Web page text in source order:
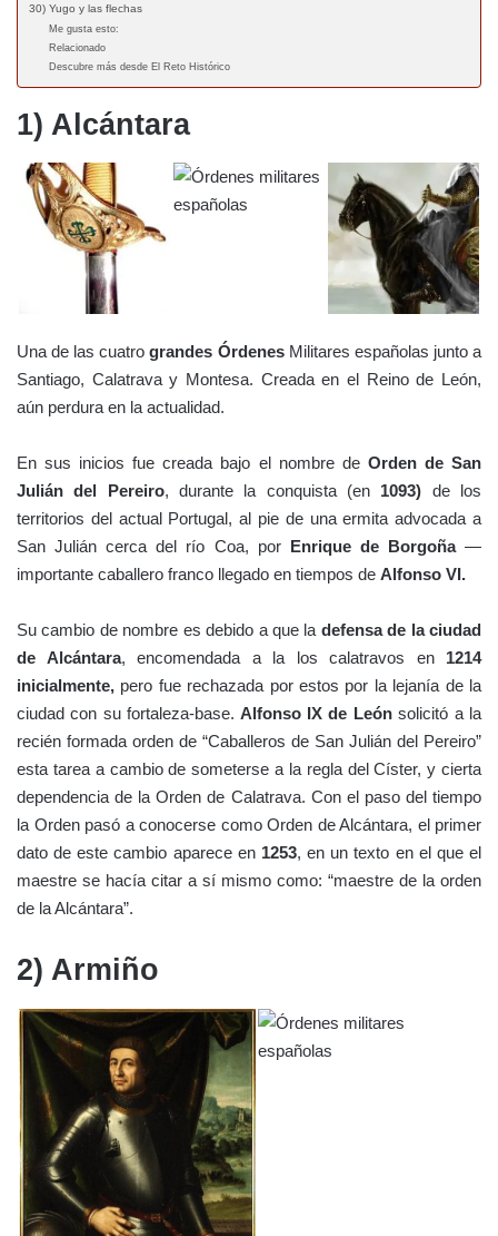
30) Yugo y las flechas
Me gusta esto:
Relacionado
Descubre más desde El Reto Histórico
1) Alcántara
Una de las cuatrograndes ÓrdenesMilitares españolas junto a
Santiago, Calatrava y Montesa. Creada en el Reino de León,
aún perdura en la actualidad.
En sus inicios fue creada bajo el nombre de Orden de San
Julián del Pereiro, durante la conquista (en 1093) de los
territorios del actual Portugal, al pie de una ermita advocada a
San Julián cerca del río Coa, porEnrique de Borgoña—
importante caballero franco llegado en tiempos de Alfonso VI.
Su cambio de nombre es debido a que la defensa de la ciudad
de Alcántara, encomendada a la los calatravos en 1214
inicialmente, pero fue rechazada por estos por la lejanía de la
ciudad con su fortaleza-base. Alfonso IX de Leónsolicitó a la
recién formada orden de “Caballeros de San Julián del Pereiro”
esta tarea a cambio de someterse a la regla del Císter, y cierta
dependencia de la Orden de Calatrava. Con el paso del tiempo
la Orden pasó a conocerse como Orden de Alcántara, el primer
dato de este cambio aparece en 1253, en un texto en el que el
maestre se hacía citar a sí mismo como: “maestre de la orden
de la Alcántara”.
2) Armiño